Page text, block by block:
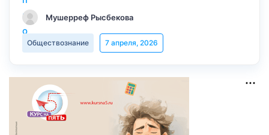
Мушерреф Рысбекова
Обществознание 7 апреля, 2026